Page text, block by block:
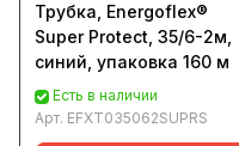
Трубка, Energoflex®
Super Protect, 35/6-2м,
синий, упаковка 160 м
Есть в наличии
Арт. EFXT035062SUPRS